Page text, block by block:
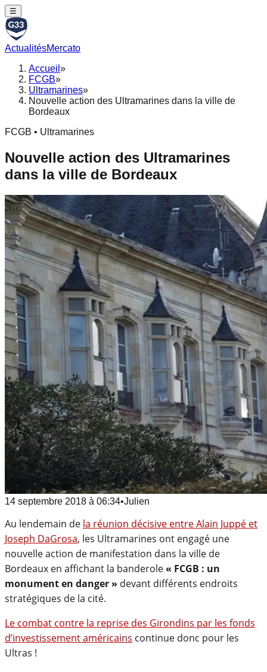
☰
ActualitésMercato
Accueil »
FCGB»
Ultramarines»
Nouvelle action des Ultramarines dans la ville de
Bordeaux
FCGB • Ultramarines
Nouvelle action des Ultramarines
dans la ville de Bordeaux
14 septembre 2018 à 06:34•Julien
Au lendemain de la réunion décisive entre Alain Juppé et
Joseph DaGrosa, les Ultramarines ont engagé une
nouvelle action de manifestation dans la ville de
Bordeaux en affichant la banderole« FCGB : un
monument en danger » devant différents endroits
stratégiques de la cité.
Le combat contre la reprise des Girondins par les fonds
d’investissement américains continue donc pour les
Ultras !